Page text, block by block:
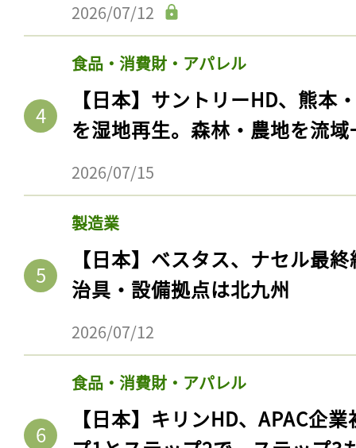
2026/07/12
食品・消費財・アパレル
【日本】サントリーHD、熊本
を湿地再生。森林・農地を流
2026/07/15
製造業
【日本】ベスタス、ナセル最
治具・設備拠点は北九州
2026/07/12
食品・消費財・アパレル
【日本】キリンHD、APAC企